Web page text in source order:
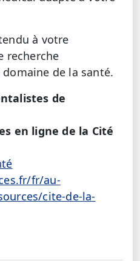
à votre
recherche
de la santé.
de
en ligne de la Cité
fr/au-
cite-de-la-